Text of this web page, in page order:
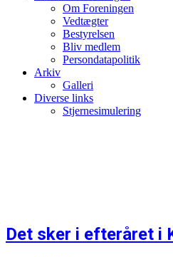
Om Foreningen
Vedtægter
Bestyrelsen
Bliv medlem
Persondatapolitik
Arkiv
Galleri
Diverse links
Stjernesimulering
Det sker i efteråret i